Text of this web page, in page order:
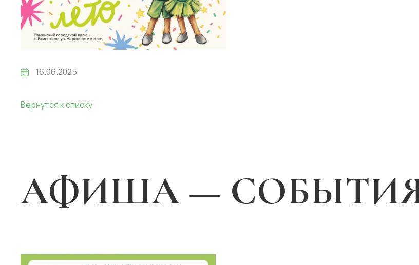
16.06.2025
Вернутся к списку
АФИША — СОБЫТИЯ